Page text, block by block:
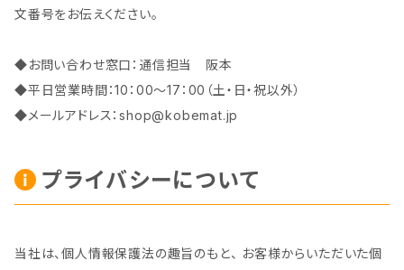
文番号をお伝えください。
◆お問い合わせ窓口：通信担当 阪本
◆平日営業時間：10：00～17：00（土・日・祝以外）
◆メールアドレス：shop@kobemat.jp
プライバシーについて
当社は、個人情報保護法の趣旨のもと、 お客様からいただいた個